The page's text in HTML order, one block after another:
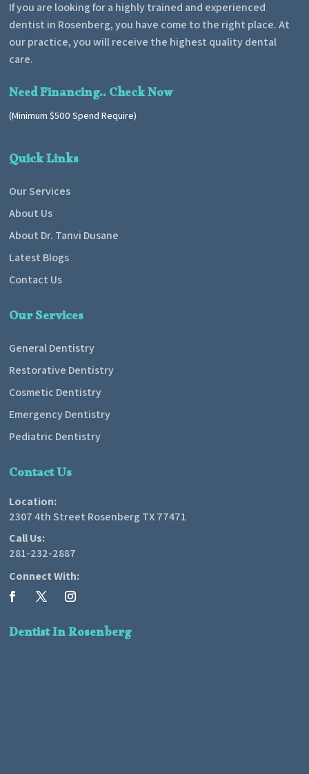
If you are looking for a highly trained and experienced
dentist in Rosenberg, you have come to the right place. At
our practice, you will receive the highest quality dental
care.
Need Financing.. Check Now
(Minimum $500 Spend Require)
Quick Links
Our Services
About Us
About Dr. Tanvi Dusane
Latest Blogs
Contact Us
Our Services
General Dentistry
Restorative Dentistry
Cosmetic Dentistry
Emergency Dentistry
Pediatric Dentistry
Contact Us
Location:
2307 4th Street Rosenberg TX 77471
Call Us:
281-232-2887
Connect With:
Dentist In Rosenberg